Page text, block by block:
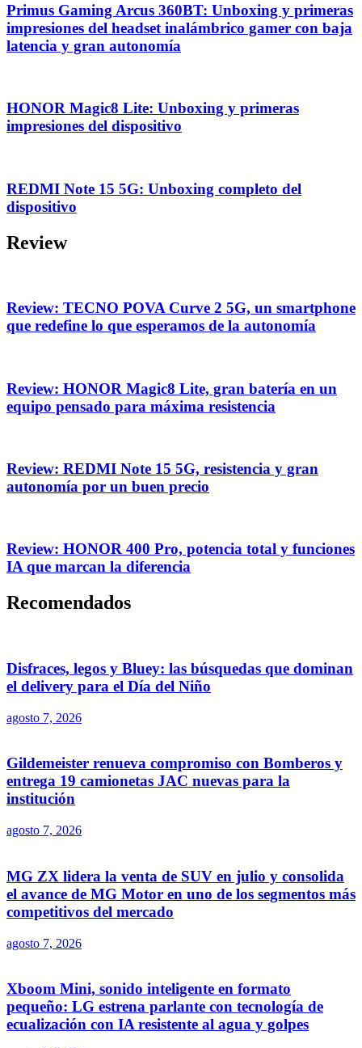
Primus Gaming Arcus 360BT: Unboxing y primeras
impresiones del headset inalámbrico gamer con baja
latencia y gran autonomía
HONOR Magic8 Lite: Unboxing y primeras
impresiones del dispositivo
REDMI Note 15 5G: Unboxing completo del
dispositivo
Review
Review: TECNO POVA Curve 2 5G, un smartphone
que redefine lo que esperamos de la autonomía
Review: HONOR Magic8 Lite, gran batería en un
equipo pensado para máxima resistencia
Review: REDMI Note 15 5G, resistencia y gran
autonomía por un buen precio
Review: HONOR 400 Pro, potencia total y funciones
IA que marcan la diferencia
Recomendados
Disfraces, legos y Bluey: las búsquedas que dominan
el delivery para el Día del Niño
agosto 7, 2026
Gildemeister renueva compromiso con Bomberos y
entrega 19 camionetas JAC nuevas para la
institución
agosto 7, 2026
MG ZX lidera la venta de SUV en julio y consolida
el avance de MG Motor en uno de los segmentos más
competitivos del mercado
agosto 7, 2026
Xboom Mini, sonido inteligente en formato
pequeño: LG estrena parlante con tecnología de
ecualización con IA resistente al agua y golpes